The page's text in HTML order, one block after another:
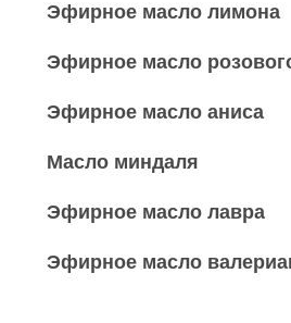
Эфирное масло лимона
Эфирное масло
Эфирное масло аниса
Масло миндаля
Эфирное масло лавра
Эфирное масло